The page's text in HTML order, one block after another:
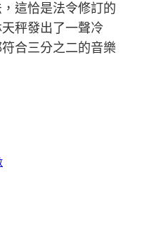
這恰是法令修訂的
秤發出了一聲冷
合三分之二的音樂